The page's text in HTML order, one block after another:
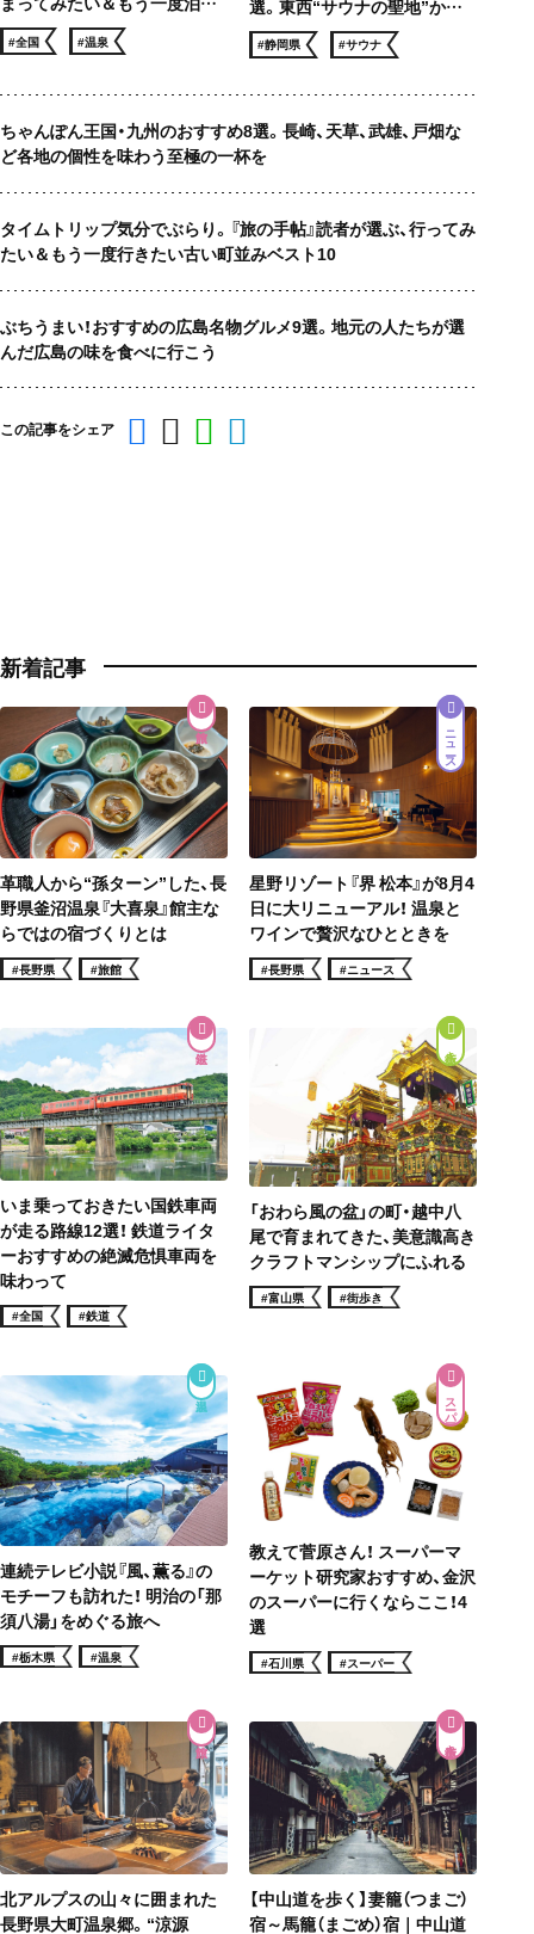
りたい 温泉宿ベスト10
#全国 #温泉
選。東西“サウナの聖地”から
サウナー憧れのロケ地まで、冬
でも滝汗！
#静岡県 #サウナ
ちゃんぽん王国・九州のおすすめ8選。長崎、天草、武雄、戸畑な
ど各地の個性を味わう至極の一杯を
タイムトリップ気分でぶらり。『旅の手帖』読者が選ぶ、行ってみ
たい＆もう一度行きたい古い町並みベスト10
ぶちうまい！おすすめの広島名物グルメ9選。地元の人たちが選
んだ広島の味を食べに行こう
この記事をシェア
新着記事
革職人から“孫ターン”した、長
野県釜沼温泉『大喜泉』館主な
らではの宿づくりとは
#長野県 #旅館
ニュース
星野リゾート『界 松本』が8月4
日に大リニューアル！ 温泉と
ワインで贅沢なひとときを
#長野県 #ニュース
いま乗っておきたい国鉄車両
が走る路線12選！ 鉄道ライタ
ーおすすめの絶滅危惧車両を
味わって
#全国 #鉄道
街歩き
「おわら風の盆」の町・越中八
尾で育まれてきた、美意識高き
クラフトマンシップにふれる
#富山県 #街歩き
連続テレビ小説『風、薫る』の
モチーフも訪れた！ 明治の「那
須八湯」をめぐる旅へ
#栃木県 #温泉
スーパー
教えて菅原さん！ スーパーマ
ーケット研究家おすすめ、金沢
のスーパーに行くならここ！4
選
#石川県 #スーパー
北アルプスの山々に囲まれた
長野県大町温泉郷。“涼源
街道歩き
【中山道を歩く】妻籠（つまご）
宿～馬籠（まごめ）宿｜中山道